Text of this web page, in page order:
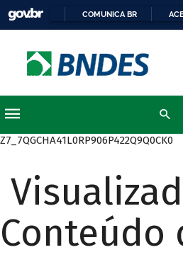
COMUNICA BR
Z7_7QGCHA41L0RP906P422Q9Q0CK0
Conteúdo